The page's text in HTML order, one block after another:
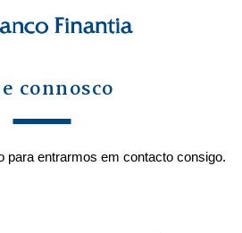
connosco
para entrarmos em contacto consigo.